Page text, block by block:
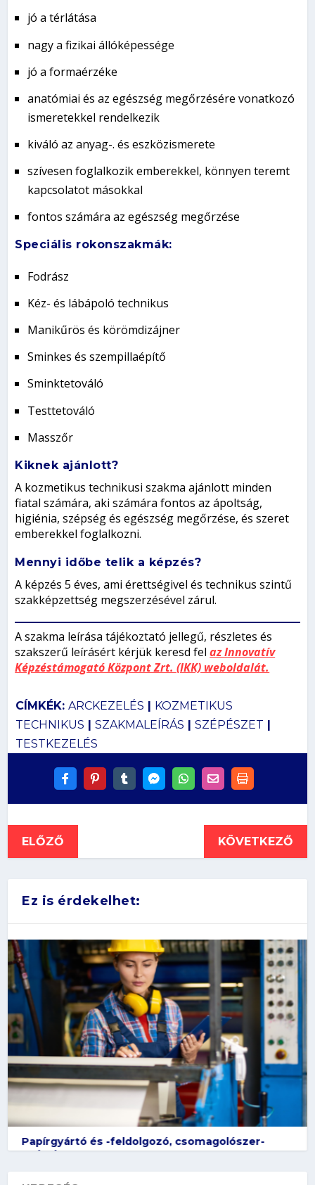
jó a térlátása
nagy a fizikai állóképessége
jó a formaérzéke
anatómiai és az egészség megőrzésére vonatkozó
ismeretekkel rendelkezik
kiváló az anyag-. és eszközismerete
szívesen foglalkozik emberekkel, könnyen teremt
kapcsolatot másokkal
fontos számára az egészség megőrzése
Speciális rokonszakmák:
Fodrász
Kéz- és lábápoló technikus
Manikűrös és körömdizájner
Sminkes és szempillaépítő
Sminktetováló
Testtetováló
Masszőr
Kiknek ajánlott?
A kozmetikus technikusi szakma ajánlott minden
fiatal számára, aki számára fontos az ápoltság,
higiénia, szépség és egészség megőrzése, és szeret
emberekkel foglalkozni.
Mennyi időbe telik a képzés?
A képzés 5 éves, ami érettségivel és technikus szintű
szakképzettség megszerzésével zárul.
A szakma leírása tájékoztató jellegű, részletes és
szakszerű leírásért kérjük keresd felaz Innovatív
Képzéstámogató Központ Zrt. (IKK) weboldalát.
CÍMKÉK: ARCKEZELÉS | KOZMETIKUS
TECHNIKUS | SZAKMALEÍRÁS | SZÉPÉSZET |
TESTKEZELÉS
ELŐZŐ KÖVETKEZŐ
Ez is érdekelhet:
Papírgyártó és -feldolgozó, csomagolószer-
gyártó